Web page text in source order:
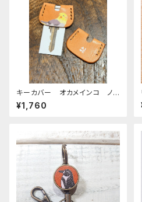
キーカバー オカメインコ ノ
ーマル ヌメ おかめいんこ
¥1,760